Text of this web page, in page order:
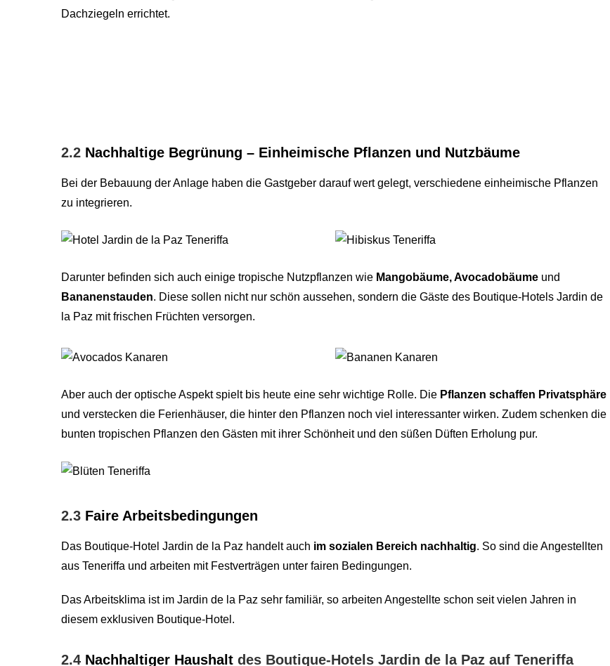
Dachziegeln errichtet.
2.2 Nachhaltige Begrünung – Einheimische Pflanzen und Nutzbäume
Bei der Bebauung der Anlage haben die Gastgeber darauf wert gelegt, verschiedene einheimische Pflanzen
zu integrieren.
Darunter befinden sich auch einige tropische Nutzpflanzen wie Mangobäume, Avocadobäume und
Bananenstauden. Diese sollen nicht nur schön aussehen, sondern die Gäste des Boutique-Hotels Jardin de
la Paz mit frischen Früchten versorgen.
Aber auch der optische Aspekt spielt bis heute eine sehr wichtige Rolle. Die Pflanzen schaffen Privatsphäre
und verstecken die Ferienhäuser, die hinter den Pflanzen noch viel interessanter wirken. Zudem schenken die
bunten tropischen Pflanzen den Gästen mit ihrer Schönheit und den süßen Düften Erholung pur.
2.3 Faire Arbeitsbedingungen
Das Boutique-Hotel Jardin de la Paz handelt auch im sozialen Bereich nachhaltig. So sind die Angestellten
aus Teneriffa und arbeiten mit Festverträgen unter fairen Bedingungen.
Das Arbeitsklima ist im Jardin de la Paz sehr familiär, so arbeiten Angestellte schon seit vielen Jahren in
diesem exklusiven Boutique-Hotel.
2.4 Nachhaltiger Haushalt des Boutique-Hotels Jardin de la Paz auf Teneriffa